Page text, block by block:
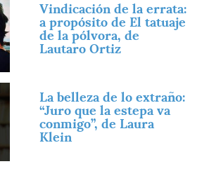
Vindicación de la errata:
a propósito de El tatuaje
de la pólvora, de
Lautaro Ortiz
La belleza de lo extraño:
“Juro que la estepa va
conmigo”, de Laura
Klein